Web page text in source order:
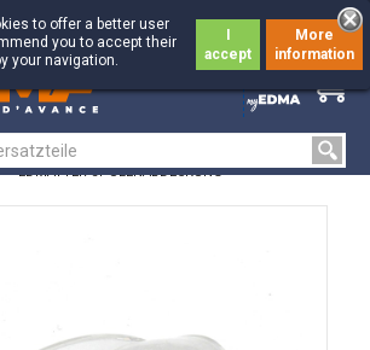
0
0
to offer a better user
you to accept their
your navigation.
accept
More
information
> EDMATYER-SPULENABDECKUNG